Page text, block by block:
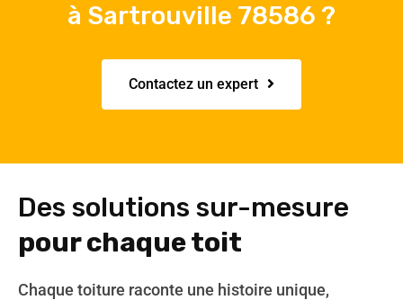
à Sartrouville 78586 ?
Contactez un expert
Des solutions sur-mesure
pour chaque toit
Chaque toiture raconte une histoire unique,